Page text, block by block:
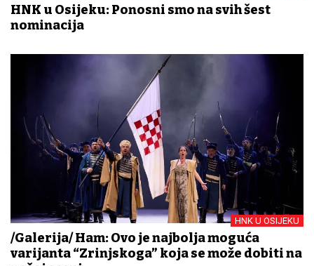
HNK u Osijeku: Ponosni smo na svih šest
nominacija
HNK U OSIJEKU
/Galerija/ Ham: Ovo je najbolja moguća
varijanta “Zrinjskoga” koja se može dobiti na